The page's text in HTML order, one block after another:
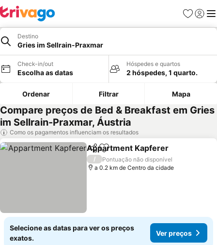
Favoritos
Iniciar
Destino
Gries im Sellrain-Praxmar
Check-in/out
Escolha as datas
Hóspedes e quartos
2 hóspedes, 1 quarto.
Ordenar Filtrar Mapa
Compare preços de Bed & Breakfast em Gries
im Sellrain-Praxmar, Áustria
Como os pagamentos influenciam os resultados
PartilharAdicionar aos favoritos
Appartment Kapferer
/
Pontuação não disponível
a 0.2 km de Centro da cidade
Selecione as datas para ver os preços
exatos.
Ver preços